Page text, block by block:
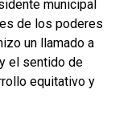
municipal
de los poderes
un llamado a
el sentido de
equitativo y